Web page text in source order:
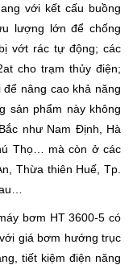
với kết cấu buồng
lượng lớn để chống
vớt rác tự động; các
cho trạm thủy điện;
nâng cao khả năng
sản phẩm này không
như Nam Định, Hà
Thọ… mà còn ở các
Thừa thiên Huế, Tp.
bơm HT 3600-5 có
giá bơm hướng trục
tiết kiệm điện năng